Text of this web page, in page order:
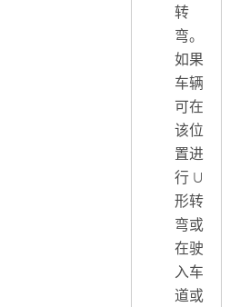
转
弯。
如果
车辆
可在
该位
置进
行 U
形转
弯或
在驶
入车
道或